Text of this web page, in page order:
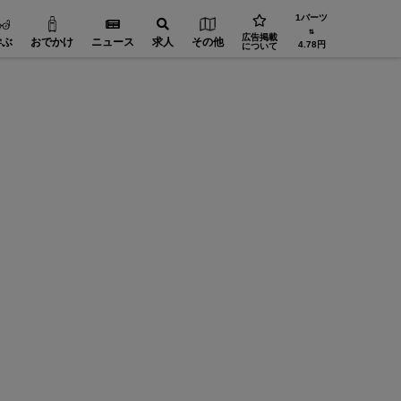
おでかけ ニュース 求人 その他
広告掲載
について
1バーツ
⇅
4.78円